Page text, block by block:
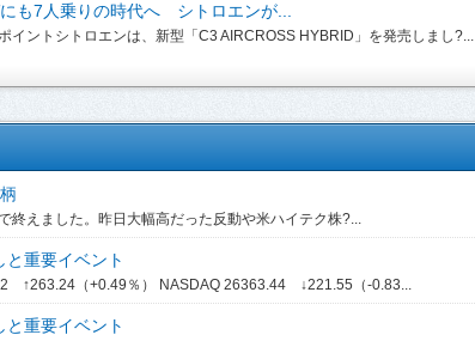
にも7人乗りの時代へ シトロエンが...
イントシトロエンは、新型「C3 AIRCROSS HYBRID」を発売しまし?...
終えました。昨日大幅高だった反動や米ハイテク株?...
重要イベント
↑263.24（+0.49％） NASDAQ 26363.44 ↓221.55（-0.83...
重要イベント